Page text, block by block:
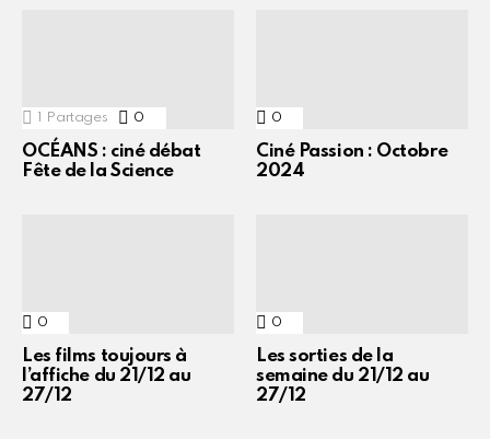
Partages 0
OCÉANS : ciné débat
Fête de la Science
0
Ciné Passion : Octobre
2024
0
Les films toujours à
l’affiche du 21/12 au
27/12
0
Les sorties de la
semaine du 21/12 au
27/12